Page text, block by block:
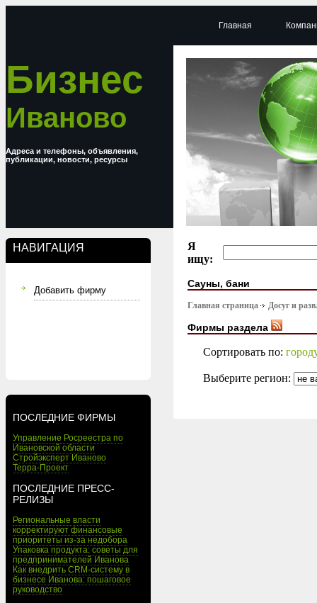
Бизнес
Иваново
Адреса и телефоны, объявления,
публикации, новости, ресурсы
НАВИГАЦИЯ
Добавить фирму
ПОСЛЕДНИЕ ФИРМЫ
Управление Росреестра по
Ивановской области
Стройэксперт Иваново
Терра-Проект
ПОСЛЕДНИЕ ПРЕСС-
РЕЛИЗЫ
Региональные власти
корректируют финансовые
приоритеты из-за недобора
Упаковка продукта: советы для
предпринимателей Иванова
Как внедрить CRM-систему в
бизнесе Иванова: пошаговое
руководство
Главная
Я
ищу:
Сауны, бани
Главная страница Досуг и
Фирмы раздела
Сортировать по:
Выберите регион: